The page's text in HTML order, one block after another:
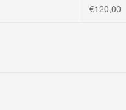
€120,00